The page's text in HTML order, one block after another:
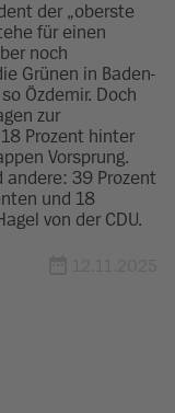
der „oberste
für einen
noch
Grünen in Baden-
Özdemir. Doch
zur
Prozent hinter
Vorsprung.
andere: 39 Prozent
und 18
von der CDU.